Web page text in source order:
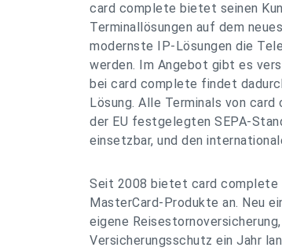
card complete bietet seinen
Terminallösungen auf dem
modernste IP-Lösungen die
werden. Im Angebot gibt es
bei card complete findet
Lösung. Alle Terminals von
der EU festgelegten SEPA-
einsetzbar, und den
Seit 2008 bietet card complete
MasterCard-Produkte an. Neu
eigene
Versicherungsschutz ein Jahr